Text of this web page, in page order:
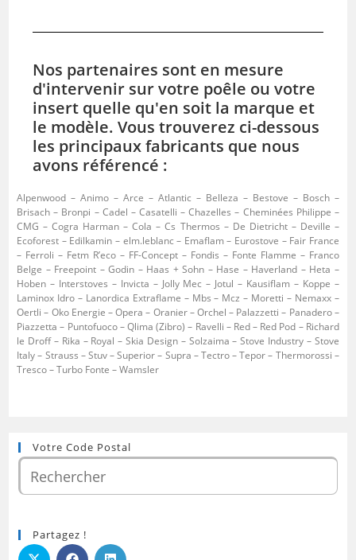
Nos partenaires sont en mesure
d'intervenir sur votre poêle ou votre
insert quelle qu'en soit la marque et
le modèle. Vous trouverez ci-dessous
les principaux fabricants que nous
avons référencé :
Alpenwood – Animo – Arce – Atlantic – Belleza – Bestove – Bosch –
Brisach – Bronpi – Cadel – Casatelli – Chazelles – Cheminées Philippe –
CMG – Cogra Harman – Cola – Cs Thermos – De Dietricht – Deville –
Ecoforest – Edilkamin – elm.leblanc – Emaflam – Eurostove – Fair France
– Ferroli – Fetm R’eco – FF-Concept – Fondis – Fonte Flamme – Franco
Belge – Freepoint – Godin – Haas + Sohn – Hase – Haverland – Heta –
Hoben – Interstoves – Invicta – Jolly Mec – Jotul – Kausiflam – Koppe –
Laminox Idro – Lanordica Extraflame – Mbs – Mcz – Moretti – Nemaxx –
Oertli – Oko Energie – Opera – Oranier – Orchel – Palazzetti – Panadero –
Piazzetta – Puntofuoco – Qlima (Zibro) – Ravelli – Red – Red Pod – Richard
le Droff – Rika – Royal – Skia Design – Solzaima – Stove Industry – Stove
Italy – Strauss – Stuv – Superior – Supra – Tectro – Tepor – Thermorossi –
Tresco – Turbo Fonte – Wamsler
Votre Code Postal
Partagez !